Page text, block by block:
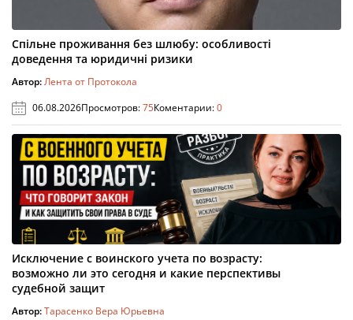
Спільне проживання без шлюбу: особливості
доведення та юридичні ризики
Автор:Лента от Протокола
06.08.2026Просмотров:75Коментарии:0
Исключение с воинского учета по возрасту:
возможно ли это сегодня и какие перспективы
судебной защит
Автор:Тарасенко Вера Юрьевна